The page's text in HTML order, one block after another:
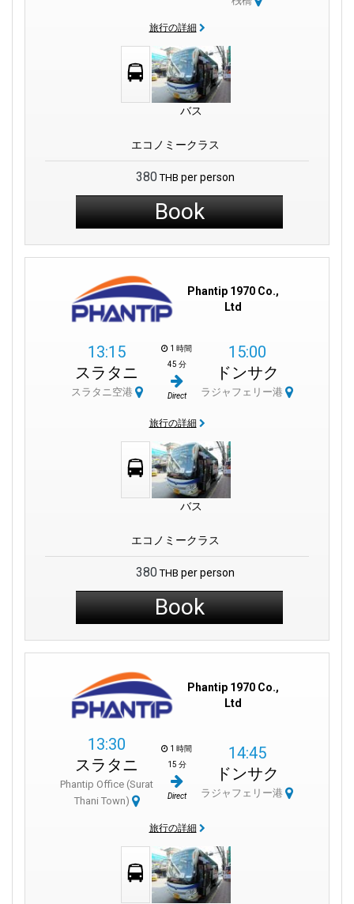
旅行の詳細
バス
エコノミークラス
380 THB per person
Book
Phantip 1970 Co.,
Ltd
13:15
スラタニ
スラタニ空港
1 時間
45 分
Direct
15:00
ドンサク
ラジャフェリー港
旅行の詳細
バス
エコノミークラス
380 THB per person
Book
Phantip 1970 Co.,
Ltd
13:30
スラタニ
Phantip Office (Surat
Thani Town)
1 時間
15 分
Direct
14:45
ドンサク
ラジャフェリー港
旅行の詳細